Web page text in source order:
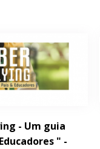
- Um guia
" -